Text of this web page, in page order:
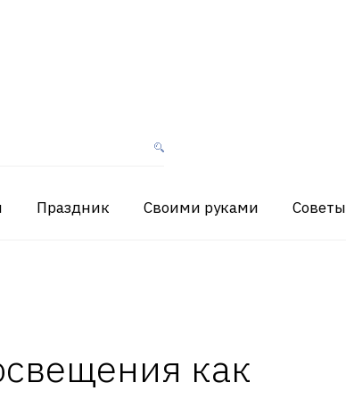
Праздник Своими руками Советы
как